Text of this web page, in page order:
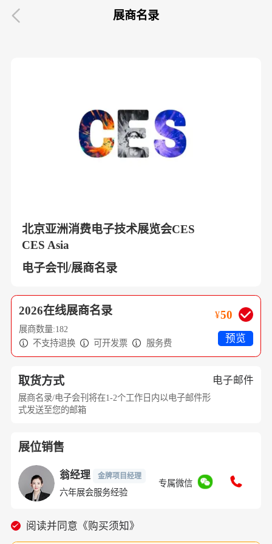
 展商名录
北京亚洲消费电子技术展览会CES
CES Asia
电子会刊/展商名录
2026在线展商名录
展商数量:182
 不支持退换  可开发票  服务费
¥50
预览
取货方式
展商名录/电子会刊将在1-2个工作日内以电子邮件形
式发送至您的邮箱
电子邮件
展位销售
翁经理 金牌项目经理
六年展会服务经验
专属微信
阅读并同意《购买须知》